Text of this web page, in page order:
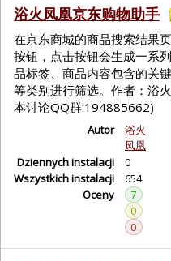
浴火凤凰京东购物助手
在京东商城的商品搜索结果
按钮，点击按钮会生成一系
品标签、商品内容包含的关
等类别进行筛选。作者：浴
本讨论QQ群:194885662)
Autor
浴火
凤凰
Dziennych instalacji
0
Wszystkich instalacji
654
Oceny
7
0
0